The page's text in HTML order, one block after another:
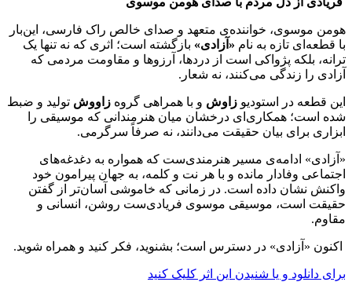
هومن موسوی، خواننده‌ی متعهد و صدای خالص راک فارسی، این‌بار
با قطعه‌ای تازه به نام «آزادی» بازگشته است؛ اثری که نه تنها یک
ترانه، بلکه پژواکی است از دردها، آرزوها و مقاومت مردمی که
آزادی را زندگی می‌کنند، نه شعار.
این قطعه در استودیو زاوش و با همراهی گروه زاووش تولید و ضبط
شده است؛ همکاری‌ای درخشان میان هنرمندانی که موسیقی را
ابزاری برای بیان حقیقت می‌دانند، نه صرفاً سرگرمی.
«آزادی» ادامه‌ی مسیر هنرمندی‌ست که همواره به دغدغه‌های
اجتماعی وفادار مانده و با هر نت و کلمه، به جهان پیرامون خود
واکنش نشان داده است. در زمانی که خاموشی آسان‌تر از گفتن
حقیقت است، موسیقی موسوی فریادی‌ست روشن، انسانی و
مقاوم.
اکنون «آزادی» در دسترس است؛ بشنوید، فکر کنید و همراه شوید.
برای دانلود و یا شنیدن این اثر کلیک کنید